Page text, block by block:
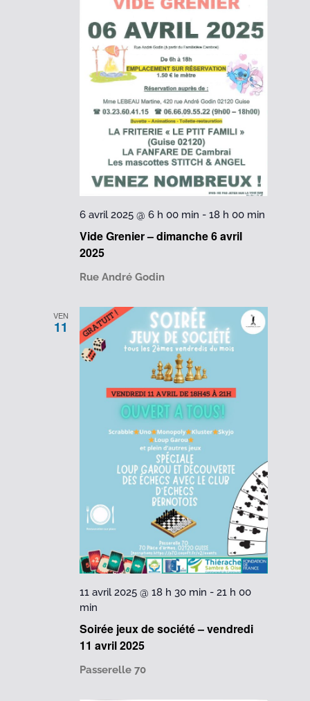
Vide Grenier – dimanche 6 avril
2025
6 avril 2025 @ 6 h 00 min -18 h 00 min
Rue André Godin
VEN
11
Soirée jeux de société – vendredi
11 avril 2025
11 avril 2025 @ 18 h 30 min -21 h 00
min
Passerelle 70